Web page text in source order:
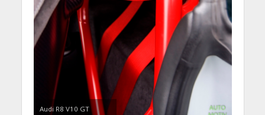
Audi R8 V10 GT